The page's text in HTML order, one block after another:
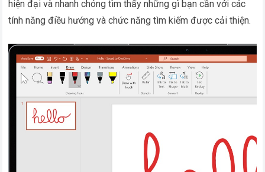
hiện đại và nhanh chóng tìm thấy những gì bạn cần với các
tính năng điều hướng và chức năng tìm kiếm được cải thiện.